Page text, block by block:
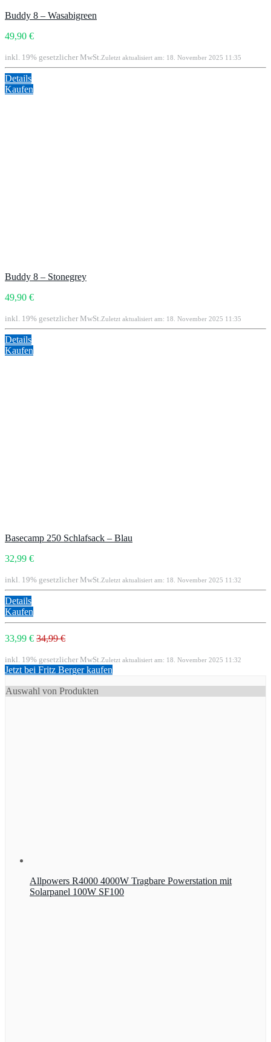
Buddy 8 – Wasabigreen
49,90 €
inkl. 19% gesetzlicher MwSt. Zuletzt aktualisiert am: 18. November 2025 11:35
Details
Kaufen
Buddy 8 – Stonegrey
49,90 €
inkl. 19% gesetzlicher MwSt. Zuletzt aktualisiert am: 18. November 2025 11:35
Details
Kaufen
Basecamp 250 Schlafsack – Blau
32,99 €
inkl. 19% gesetzlicher MwSt. Zuletzt aktualisiert am: 18. November 2025 11:32
Details
Kaufen
33,99 € 34,99 €
inkl. 19% gesetzlicher MwSt. Zuletzt aktualisiert am: 18. November 2025 11:32
Jetzt bei Fritz Berger kaufen
Auswahl von Produkten
Allpowers R4000 4000W Tragbare Powerstation mit
Solarpanel 100W SF100